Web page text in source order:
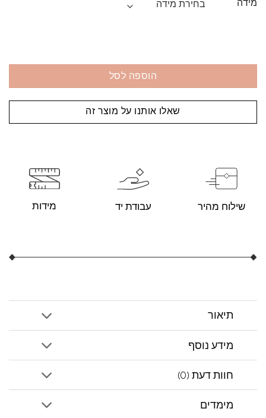
מידה
הוספה לסל
שאלו אותנו על מוצר זה
שילוח מהיר עבודת יד מידות
תיאור
מידע נוסף
חוות דעת (0)
מימדים